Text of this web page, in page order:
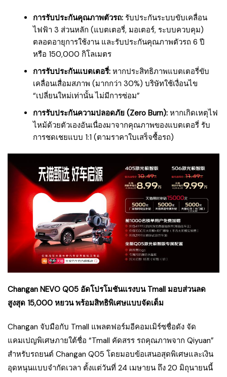
การรับประกันคุณภาพตัวรถ: รับประกันระบบขับเคลื่อน
ไฟฟ้า 3 ส่วนหลัก (แบตเตอรี่, มอเตอร์, ระบบควบคุม)
ตลอดอายุการใช้งาน และรับประกันคุณภาพตัวรถ 6 ปี
หรือ 150,000 กิโลเมตร
การรับประกันแบตเตอรี่: หากประสิทธิภาพแบตเตอรี่ขับ
เคลื่อนเสื่อมสภาพ (มากกว่า 30%) บริษัทใช้เงื่อนไข
“เปลี่ยนใหม่เท่านั้น ไม่มีการซ่อม”
การรับประกันความปลอดภัย (Zero Burn): หากเกิดเหตุไฟ
ไหม้ด้วยตัวเองอันเนื่องมาจากคุณภาพของแบตเตอรี่ รับ
การชดเชยแบบ 1:1 (ตามราคาใบเสร็จซื้อรถ)
Changan NEVO Q05 อัดโปรโมชันแรงบน Tmall มอบส่วนลด
สูงสุด 15,000 หยวน พร้อมสิทธิพิเศษแบบจัดเต็ม
Changan จับมือกับ Tmall แพลตฟอร์มอีคอมเมิร์ซชื่อดัง จัด
แคมเปญพิเศษภายใต้ชื่อ “Tmall คัดสรร รถคุณภาพจาก Qiyuan”
สำหรับรถยนต์ Changan Q05 โดยมอบข้อเสนอสุดพิเศษและเงิน
อุดหนุนแบบจำกัดเวลา ตั้งแต่วันที่ 24 เมษายน ถึง 20 มิถุนายนนี้